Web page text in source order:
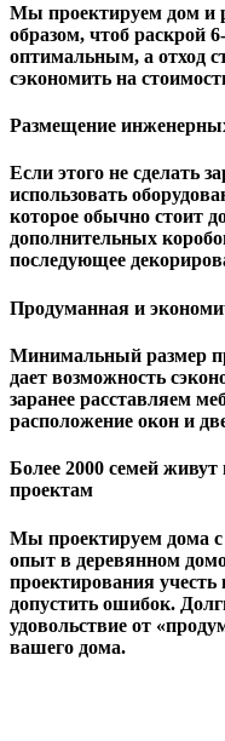
Мы проектируем дом и
образом, чтоб раскрой
оптимальным, а отход
сэкономить на
Размещение
Если этого не сделать
использовать
которое обычно стоит
дополнительных
последующее
Продуманная и
Минимальный размер
дает возможность
заранее расставляем
расположение окон и
Более 2000 семей
проектам
Мы проектируем дома с
опыт в деревянном
проектирования учесть
допустить ошибок.
удовольствие от
вашего дома.